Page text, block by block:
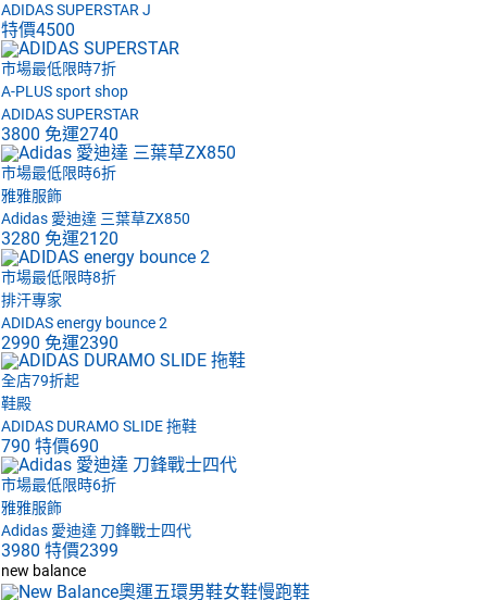
ADIDAS SUPERSTAR J
特價4500
市場最低限時7折
A-PLUS sport shop
ADIDAS SUPERSTAR
3800 免運2740
市場最低限時6折
雅雅服飾
Adidas 愛迪達 三葉草ZX850
3280 免運2120
市場最低限時8折
排汗專家
ADIDAS energy bounce 2
2990 免運2390
全店79折起
鞋殿
ADIDAS DURAMO SLIDE 拖鞋
790 特價690
市場最低限時6折
雅雅服飾
Adidas 愛迪達 刀鋒戰士四代
3980 特價2399
new balance